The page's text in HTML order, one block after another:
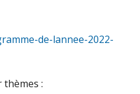
de-lannee-2022-
thèmes :